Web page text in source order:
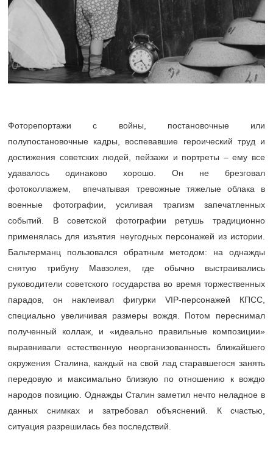
Фоторепортажи с войны, постановочные или
полупостановочные кадры, воспевавшие героический труд и
достижения советских людей, пейзажи и портреты – ему все
удавалось одинаково хорошо. Он не брезговал
фотоколлажем, впечатывая тревожные тяжелые облака в
военные фотографии, усиливая трагизм запечатленных
событий. В советской фотографии ретушь традиционно
применялась для изъятия неугодных персонажей из истории.
Бальтерманц пользовался обратным методом: на однажды
снятую трибуну Мавзолея, где обычно выстраивались
руководители советского государства во время торжественных
парадов, он наклеивал фигурки VIP-персонажей КПСС,
специально увеличивая размеры вождя. Потом переснимал
полученный коллаж, и «идеально правильные композиции»
выравнивали естественную неорганизованность ближайшего
окружения Сталина, каждый на свой лад старавшегося занять
передовую и максимально близкую по отношению к вождю
народов позицию. Однажды Сталин заметил нечто неладное в
данных снимках и затребовал объяснений. К счастью,
ситуация разрешилась без последствий.